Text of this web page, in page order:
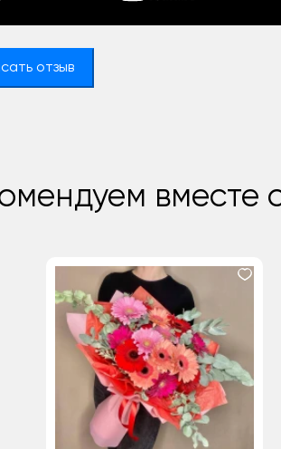
отзыв
вместе